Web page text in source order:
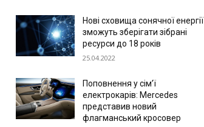
Нові сховища сонячної енергії
зможуть зберігати зібрані
ресурси до 18 років
25.04.2022
Поповнення у сім’ї
електрокарів: Mercedes
представив новий
флагманський кросовер